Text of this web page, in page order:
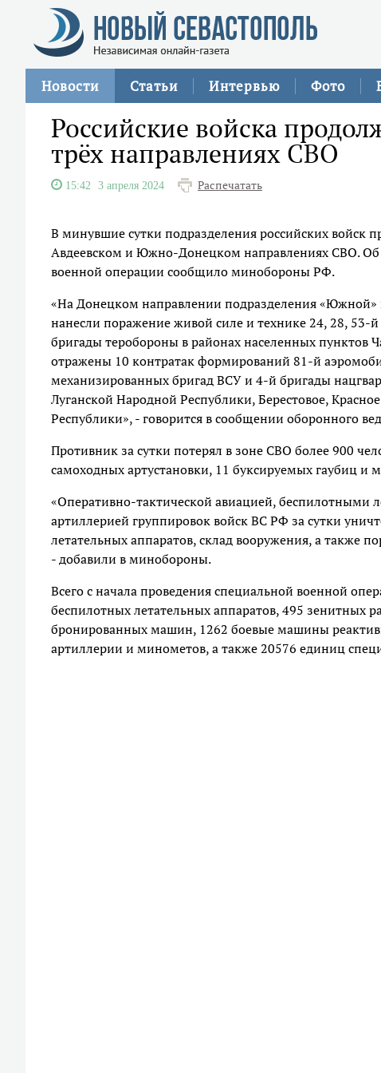
Новости Статьи Интервью Фото
Российские войска
трёх направлениях СВО
15:42 3 апреля 2024 Распечатать
В минувшие сутки подразделения российских
Авдеевском и Южно-Донецком направлениях СВО. Об
военной операции сообщило минобороны РФ.
«На Донецком направлении подразделения
нанесли поражение живой силе и технике 24, 28,
бригады теробороны в районах населенных пунктов
отражены 10 контратак формирований 81-й
механизированных бригад ВСУ и 4-й бригады
Луганской Народной Республики, Берестовое,
Республики», - говорится в сообщении оборонного
Противник за сутки потерял в зоне СВО более 900
самоходных артустановки, 11 буксируемых гаубиц и
«Оперативно-тактической авиацией,
артиллерией группировок войск ВС РФ за сутки
летательных аппаратов, склад вооружения, а также
- добавили в минобороны.
Всего с начала проведения специальной военной
беспилотных летательных аппаратов, 495 зенитных
бронированных машин, 1262 боевые машины
артиллерии и минометов, а также 20576 единиц